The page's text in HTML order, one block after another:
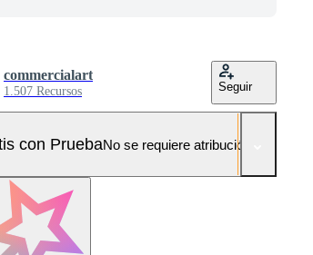
commercialart
1.507 Recursos Seguir
con PruebaNo se requiere atribución!